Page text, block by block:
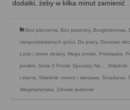
dodatki, żeby w kilka minut zamienić
Bez pieczenia Bez pszenicy, Bezglutenowa
niespodziewanych gości Do pracy, Domowe
Lody i zimne desery, Mega proste Przekąska
posiłek Seria 3 Proste Sposoby Na... Składnik:
i ziarna Składnik: owoce i warzywa Śniadania
Wegetariańska Zdrowe jedzenie